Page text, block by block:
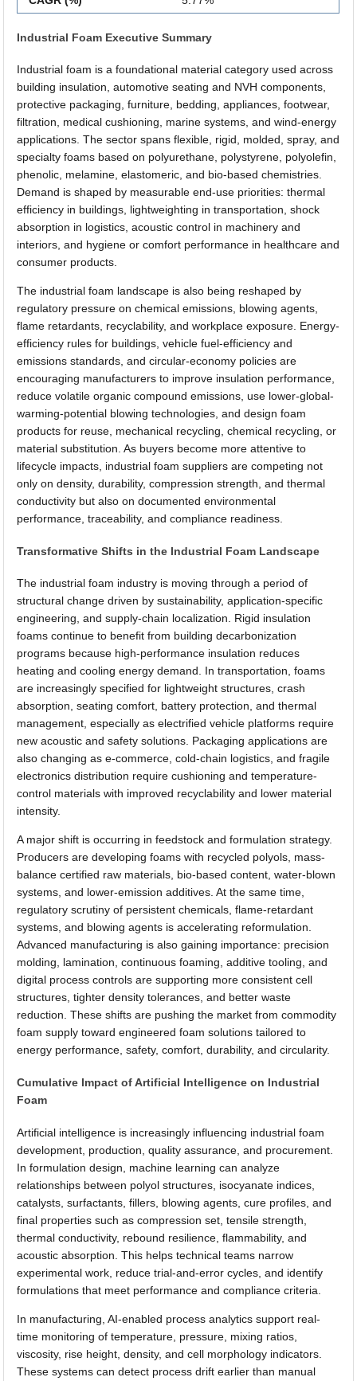
Industrial Foam Executive Summary
Industrial foam is a foundational material category used across
building insulation, automotive seating and NVH components,
protective packaging, furniture, bedding, appliances, footwear,
filtration, medical cushioning, marine systems, and wind-energy
applications. The sector spans flexible, rigid, molded, spray, and
specialty foams based on polyurethane, polystyrene, polyolefin,
phenolic, melamine, elastomeric, and bio-based chemistries.
Demand is shaped by measurable end-use priorities: thermal
efficiency in buildings, lightweighting in transportation, shock
absorption in logistics, acoustic control in machinery and
interiors, and hygiene or comfort performance in healthcare and
consumer products.
The industrial foam landscape is also being reshaped by
regulatory pressure on chemical emissions, blowing agents,
flame retardants, recyclability, and workplace exposure. Energy-
efficiency rules for buildings, vehicle fuel-efficiency and
emissions standards, and circular-economy policies are
encouraging manufacturers to improve insulation performance,
reduce volatile organic compound emissions, use lower-global-
warming-potential blowing technologies, and design foam
products for reuse, mechanical recycling, chemical recycling, or
material substitution. As buyers become more attentive to
lifecycle impacts, industrial foam suppliers are competing not
only on density, durability, compression strength, and thermal
conductivity but also on documented environmental
performance, traceability, and compliance readiness.
Transformative Shifts in the Industrial Foam Landscape
The industrial foam industry is moving through a period of
structural change driven by sustainability, application-specific
engineering, and supply-chain localization. Rigid insulation
foams continue to benefit from building decarbonization
programs because high-performance insulation reduces
heating and cooling energy demand. In transportation, foams
are increasingly specified for lightweight structures, crash
absorption, seating comfort, battery protection, and thermal
management, especially as electrified vehicle platforms require
new acoustic and safety solutions. Packaging applications are
also changing as e-commerce, cold-chain logistics, and fragile
electronics distribution require cushioning and temperature-
control materials with improved recyclability and lower material
intensity.
A major shift is occurring in feedstock and formulation strategy.
Producers are developing foams with recycled polyols, mass-
balance certified raw materials, bio-based content, water-blown
systems, and lower-emission additives. At the same time,
regulatory scrutiny of persistent chemicals, flame-retardant
systems, and blowing agents is accelerating reformulation.
Advanced manufacturing is also gaining importance: precision
molding, lamination, continuous foaming, additive tooling, and
digital process controls are supporting more consistent cell
structures, tighter density tolerances, and better waste
reduction. These shifts are pushing the market from commodity
foam supply toward engineered foam solutions tailored to
energy performance, safety, comfort, durability, and circularity.
Cumulative Impact of Artificial Intelligence on Industrial
Foam
Artificial intelligence is increasingly influencing industrial foam
development, production, quality assurance, and procurement.
In formulation design, machine learning can analyze
relationships between polyol structures, isocyanate indices,
catalysts, surfactants, fillers, blowing agents, cure profiles, and
final properties such as compression set, tensile strength,
thermal conductivity, rebound resilience, flammability, and
acoustic absorption. This helps technical teams narrow
experimental work, reduce trial-and-error cycles, and identify
formulations that meet performance and compliance criteria.
In manufacturing, AI-enabled process analytics support real-
time monitoring of temperature, pressure, mixing ratios,
viscosity, rise height, density, and cell morphology indicators.
These systems can detect process drift earlier than manual